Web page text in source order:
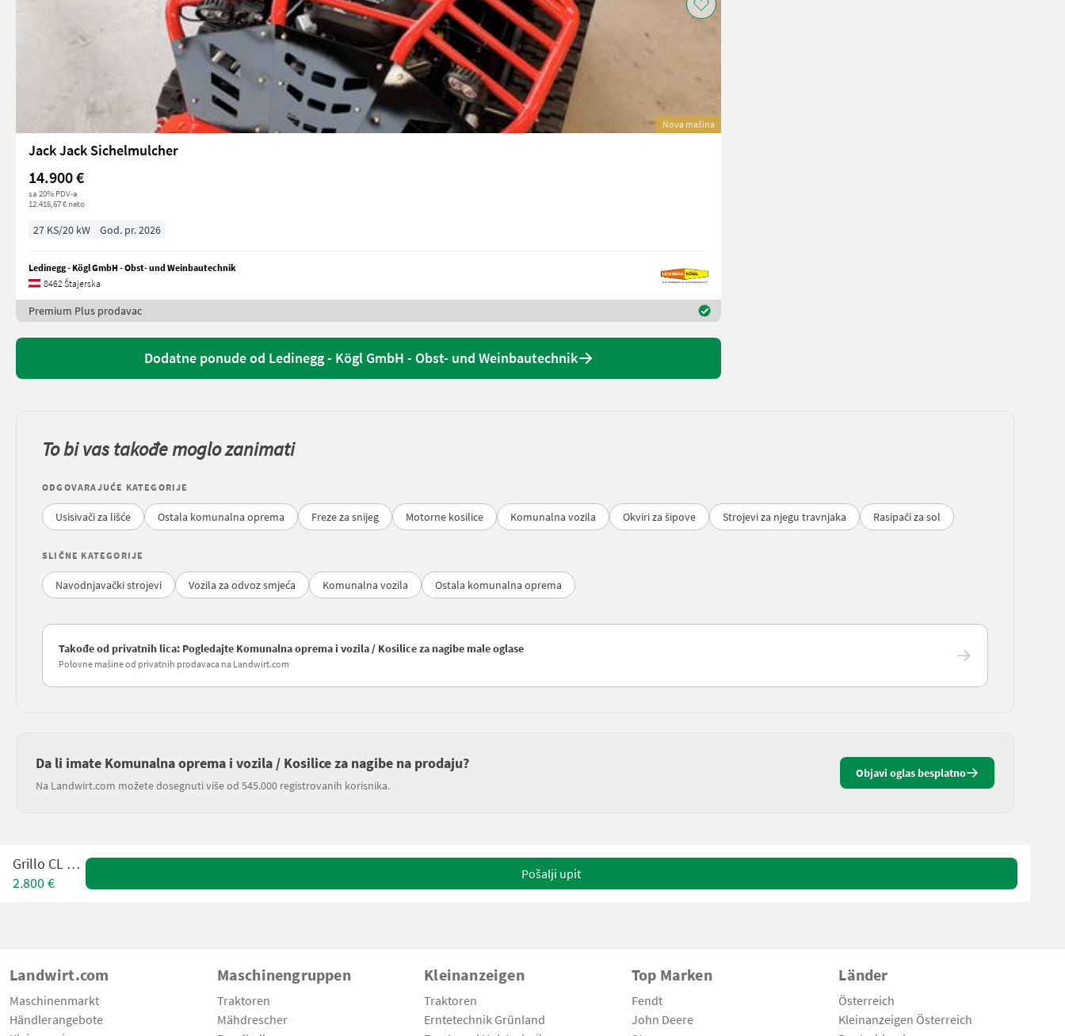
Nova mašina
Jack Jack Sichelmulcher
14.900 €
sa 20% PDV-a
12.416,67 € neto
27 KS/20 kW God. pr. 2026
Ledinegg - Kögl GmbH - Obst- und Weinbautechnik
8462 Štajerska
Premium Plus prodavac
Dodatne ponude od Ledinegg - Kögl GmbH - Obst- und Weinbautechnik
To bi vas takođe moglo zanimati
ODGOVARAJUĆE KATEGORIJE
Usisivači za lišće Ostala komunalna oprema Freze za snijeg Motorne kosilice Komunalna vozila Okviri za šipove Strojevi za njegu travnjaka Rasipači za sol
SLIČNE KATEGORIJE
Navodnjavački strojevi Vozila za odvoz smjeća Komunalna vozila Ostala komunalna oprema
Takođe od privatnih lica: Pogledajte Komunalna oprema i vozila / Kosilice za nagibe male oglase
Polovne mašine od privatnih prodavaca na Landwirt.com
Da li imate Komunalna oprema i vozila / Kosilice za nagibe na prodaju?
Na Landwirt.com možete dosegnuti više od 545.000 registrovanih korisnika.
Objavi oglas besplatno
Grillo CL 62M
2.800 €
Pošalji upit
Landwirt.com
Maschinenmarkt
Händlerangebote
Maschinengruppen
Traktoren
Mähdrescher
Kleinanzeigen
Traktoren
Erntetechnik Grünland
Top Marken
Fendt
John Deere
Länder
Österreich
Kleinanzeigen Österreich